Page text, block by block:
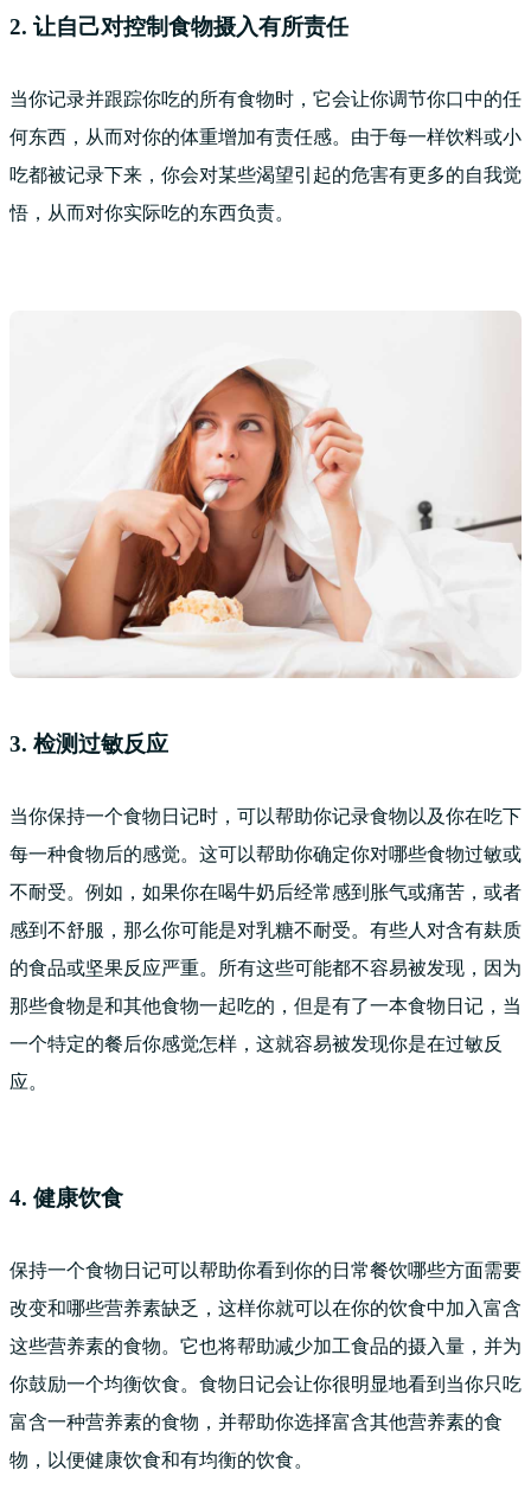
2. 让自己对控制食物摄入有所责任
当你记录并跟踪你吃的所有食物时，它会让你调节你口中的任
何东西，从而对你的体重增加有责任感。由于每一样饮料或小
吃都被记录下来，你会对某些渴望引起的危害有更多的自我觉
悟，从而对你实际吃的东西负责。
3. 检测过敏反应
当你保持一个食物日记时，可以帮助你记录食物以及你在吃下
每一种食物后的感觉。这可以帮助你确定你对哪些食物过敏或
不耐受。例如，如果你在喝牛奶后经常感到胀气或痛苦，或者
感到不舒服，那么你可能是对乳糖不耐受。有些人对含有麸质
的食品或坚果反应严重。所有这些可能都不容易被发现，因为
那些食物是和其他食物一起吃的，但是有了一本食物日记，当
一个特定的餐后你感觉怎样，这就容易被发现你是在过敏反
应。
4. 健康饮食
保持一个食物日记可以帮助你看到你的日常餐饮哪些方面需要
改变和哪些营养素缺乏，这样你就可以在你的饮食中加入富含
这些营养素的食物。它也将帮助减少加工食品的摄入量，并为
你鼓励一个均衡饮食。食物日记会让你很明显地看到当你只吃
富含一种营养素的食物，并帮助你选择富含其他营养素的食
物，以便健康饮食和有均衡的饮食。